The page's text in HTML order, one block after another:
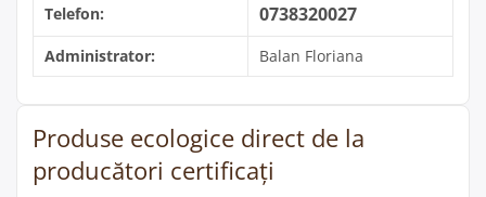
Telefon:
0738320027
Administrator: Balan Floriana
Produse ecologice direct de la
producători certificați